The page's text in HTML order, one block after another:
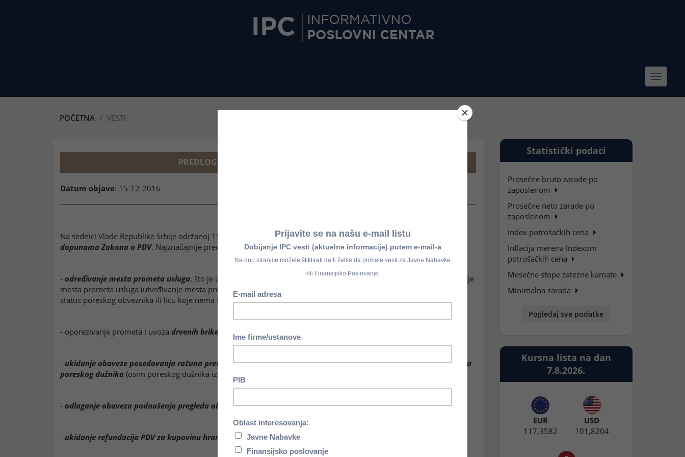
Toggle
POČETNA VESTI
PREDLOG IZMENA I DOPUNA ZAKONA O PDV
Datum objave: 15-12-2016
Na sednici Vlade Republike Srbije održanoj 15. decembra 2016. godine utvrđen jePredlog Zakona o izmenama i
dopunama Zakona o PDV. Najznačajnije predložene izmene Zakona o PDV odnose se na:
- određivanje mesta prometa usluga, što je ujedno i najznačajnija izmena jer se suštinski menja pravilo za utvrđivanje
mesta prometa usluga (utvrđivanje mesta prometa usluga zavisiće od toga kome je usluga pružena - licu koje ima
status poreskog obveznika ili licu koje nema status poreskog obveznika u skladu sa Zakonom o PDV);
- oporezivanje prometa i uvoza drvenih briketa i peleta posebnom stopom PDV od 10%;
- ukidanje obaveze posedovanja računa prethodnog učesnika u prometu kao uslova za odbitak prethodnog PDV za
poreskog dužnika (osim poreskog dužnika iz člana 10. stav 2. tačka 6) Zakona o PDV);
- odlaganje obaveza podnošenja pregleda obračuna PDV uz PDV prijavuna 1.1.2018. godine;
- ukidanje refundacija PDV za kupovinu hrane i opreme za bebe;
Statistički podaci
Prosečne bruto zarade po
zaposlenom
Prosečne neto zarade po
zaposlenom
Index potrošačkih cena
Inflacija merena Indexom
potrošačkih cena
Mesečne stope zatezne kamate
Minimalna zarada
Pogledaj sve podatke
Kursna lista na dan
7.8.2026.
EUR
117,3582
USD
101,8204